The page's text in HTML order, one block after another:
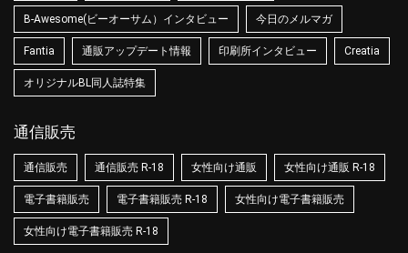
B-Awesome(ビーオーサム）インタビュー 今日のメルマガ
Fantia 通販アップデート情報 印刷所インタビュー Creatia
オリジナルBL同人誌特集
通信販売
通信販売 通信販売 R-18 女性向け通販 女性向け通販 R-18
電子書籍販売 電子書籍販売 R-18 女性向け電子書籍販売
女性向け電子書籍販売 R-18